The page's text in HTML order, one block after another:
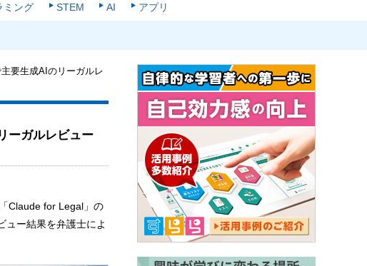
ミング STEM AI アプリ
要生成AIのリーガルレ
ーガルレビュー
Claude for Legal」の
ュー結果を弁護士によ